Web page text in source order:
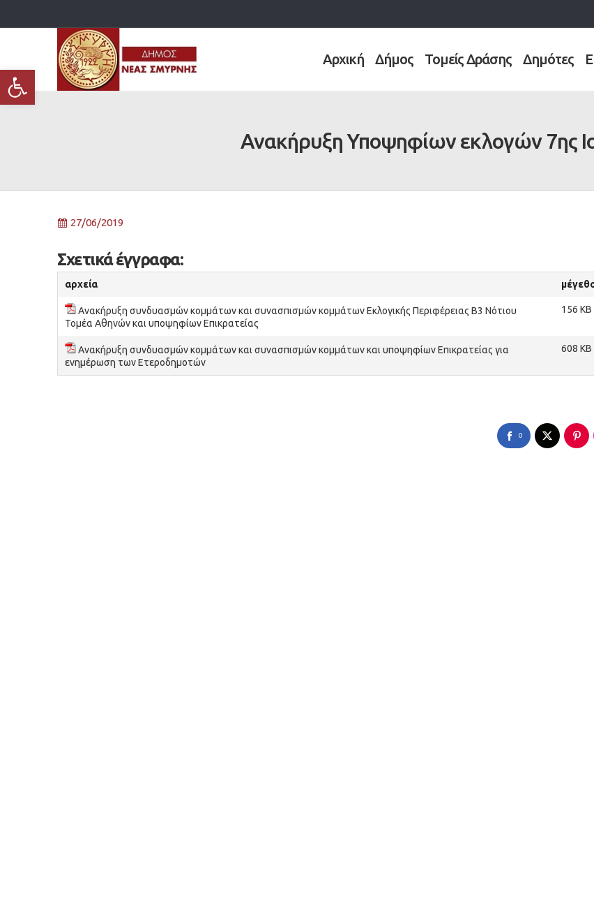
Ανοίξτε τη γραμμή εργαλείων
Αρχική Δήμος Τομείς Δράσης Δημότες
Ανακήρυξη Υποψηφίων εκλογών 7ης
27/06/2019
Σχετικά έγγραφα:
αρχεία
Ανακήρυξη συνδυασμών κομμάτων και συνασπισμών κομμάτων Εκλογικής Περιφέρειας Β3 Νότιου
Τομέα Αθηνών και υποψηφίων Επικρατείας
156 KB
Ανακήρυξη συνδυασμών κομμάτων και συνασπισμών κομμάτων και υποψηφίων Επικρατείας για
ενημέρωση των Ετεροδημοτών
608 KB
0